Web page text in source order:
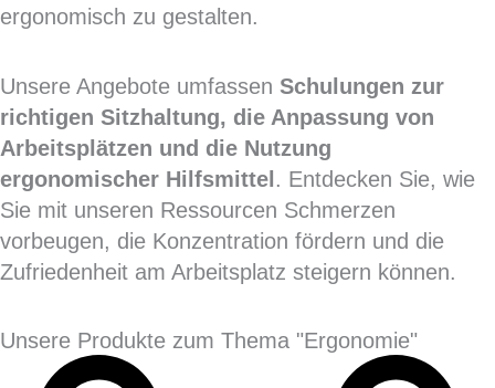
ergonomisch zu gestalten.
Unsere Angebote umfassen Schulungen zur
richtigen Sitzhaltung, die Anpassung von
Arbeitsplätzen und die Nutzung
ergonomischer Hilfsmittel . Entdecken Sie, wie
Sie mit unseren Ressourcen Schmerzen
vorbeugen, die Konzentration fördern und die
Zufriedenheit am Arbeitsplatz steigern können.
Unsere Produkte zum Thema "Ergonomie"